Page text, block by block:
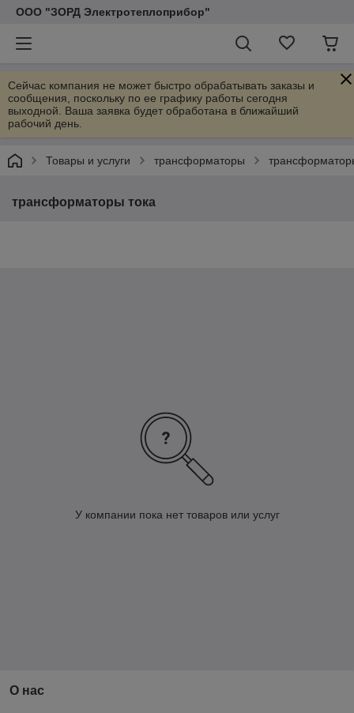
ООО "ЗОРД Электротеплоприбор"
Сейчас компания не может быстро обрабатывать заказы и
сообщения, поскольку по ее графику работы сегодня
выходной. Ваша заявка будет обработана в ближайший
рабочий день.
Товары и услуги трансформаторы
трансформаторы тока
У компании пока нет товаров или услуг
О нас